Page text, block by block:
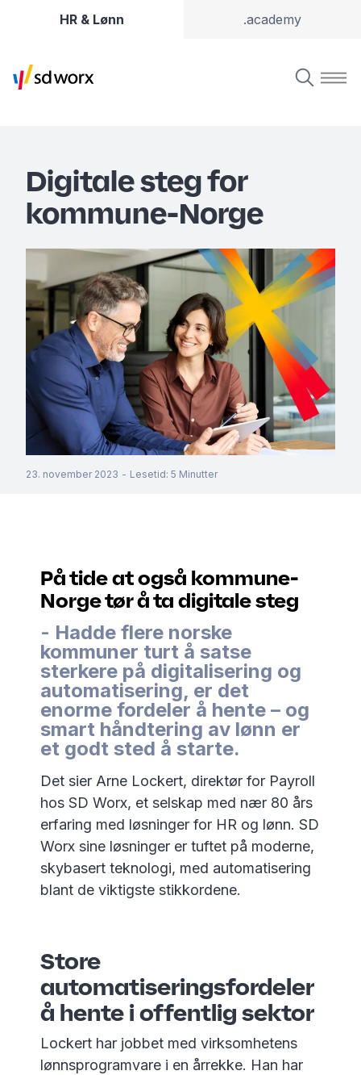
HR & Lønn .academy
Digitale steg for
kommune-Norge
23. november 2023 - Lesetid: 5 Minutter
På tide at også kommune-
Norge tør å ta digitale steg
- Hadde flere norske
kommuner turt å satse
sterkere på digitalisering og
automatisering, er det
enorme fordeler å hente – og
smart håndtering av lønn er
et godt sted å starte.
Det sier Arne Lockert, direktør for Payroll
hos SD Worx, et selskap med nær 80 års
erfaring med løsninger for HR og lønn. SD
Worx sine løsninger er tuftet på moderne,
skybasert teknologi, med automatisering
blant de viktigste stikkordene.
Store
automatiseringsfordeler
å hente i offentlig sektor
Lockert har jobbet med virksomhetens
lønnsprogramvare i en årrekke. Han har